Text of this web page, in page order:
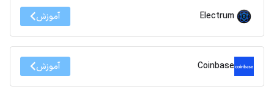
Electrum آموزش
Coinbase آموزش